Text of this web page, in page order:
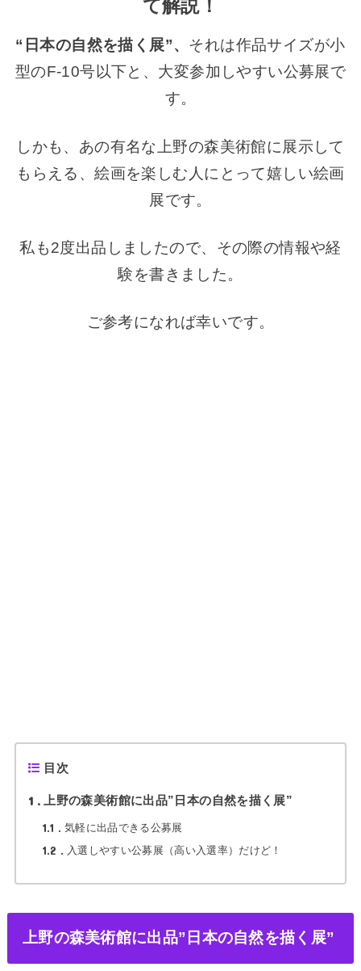
て解説！
“日本の自然を描く展”、 それは作品サイズが小
型のF-10号以下と、大変参加しやすい公募展で
す。
しかも、あの有名な上野の森美術館に展示して
もらえる、絵画を楽しむ人にとって嬉しい絵画
展です。
私も2度出品しましたので、その際の情報や経
験を書きました。
ご参考になれば幸いです。
目次
1 上野の森美術館に出品”日本の自然を描く展”
1.1 気軽に出品できる公募展
1.2 入選しやすい公募展（高い入選率）だけど！
上野の森美術館に出品”日本の自然を描く展”